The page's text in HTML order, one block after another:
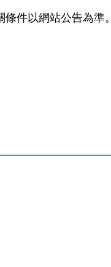
件以網站公告為準。